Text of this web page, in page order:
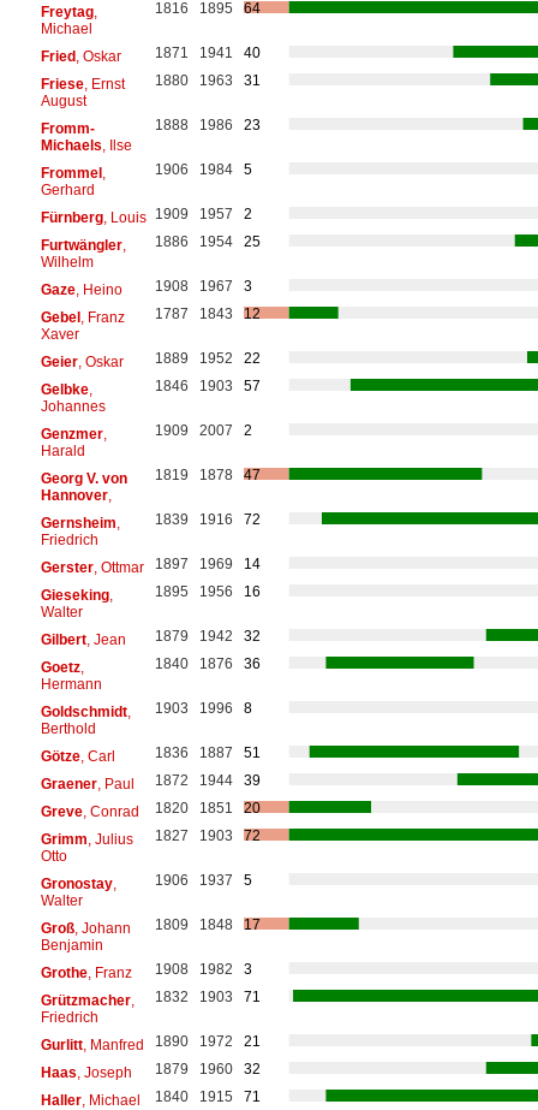
Freytag,
Michael
1816 1895 64
Fried, Oskar 1871 1941
40
Friese, Ernst
August
1880 1963 31
Fromm-
Michaels , Ilse
1888 1986 23
Frommel,
Gerhard
1906 1984 5
Fürnberg, Louis 1909 1957
2
Furtwängler,
Wilhelm
1886 1954 25
Gaze, Heino 1908 1967
3
Gebel, Franz
Xaver
1787 1843 12
Geier, Oskar 1889 1952
22
Gelbke,
Johannes
1846 1903 57
Genzmer,
Harald
1909 2007 2
Georg V. von
Hannover,
1819 1878 47
Gernsheim
Friedrich
1839 1916 72
Gerster, Ottmar 1897 1969
14
Gieseking,
Walter
1895 1956 16
Gilbert, Jean 1879 1942
32
Goetz,
Hermann
1840 1876 36
Goldschmidt,
Berthold
1903 1996 8
Götze, Carl 1836 1887
51
Graener, Paul 1872 1944
39
Greve, Conrad 1820 1851
20
Grimm , Julius
Otto
1827 1903 72
Gronostay,
Walter
1906 1937 5
Groß, Johann
Benjamin
1809 1848 17
Grothe, Franz 1908 1982
3
Grützmacher,
Friedrich
1832 1903 71
Gurlitt, Manfred 1890 1972
21
Haas , Joseph 1879 1960
32
Haller, Michael 1840 1915
71